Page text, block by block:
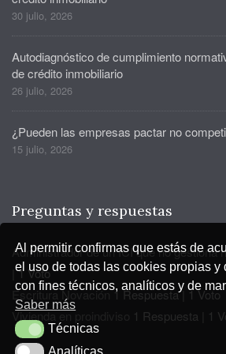
Al permitir confirmas que estás de
el uso de todas las cookies propias y
con fines técnicos, analíticos y de
Saber más
TécnicasTécnicas
Analíticas
30 julio, 2026
Autodiagnóstico de cumplimiento
de crédito inmobiliario
26 julio, 2026
¿Pueden las empresas pactar no
15 julio, 2026
Preguntas y respuestas
Administrador de un ICI que no gestiona
|1 Voto
Escritura Novación1 Respuesta| 1 Voto
Vivienda en proindiviso
1 Respuesta 1